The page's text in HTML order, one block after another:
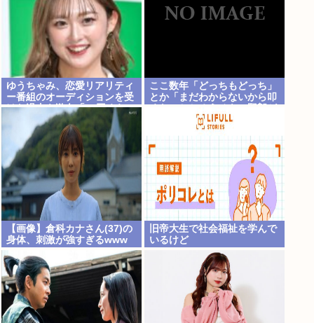
ゆうちゃみ、恋愛リアリティ
ー番組のオーディションを受
けた過去を激白「10回くらい
落ちてるんです」
ここ数年「どっちもどっち」
とか「まだわからないから叩
増えたけどどっから来たの？
【画像】倉科カナさん(37)の
身体、刺激が強すぎるwww
旧帝大生で社会福祉を学んで
いるけど